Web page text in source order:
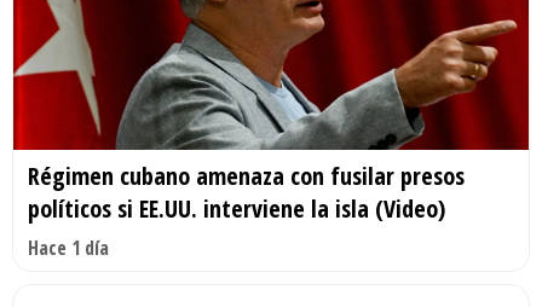
Régimen cubano amenaza con fusilar presos
políticos si EE.UU. interviene la isla (Video)
Hace 1 día